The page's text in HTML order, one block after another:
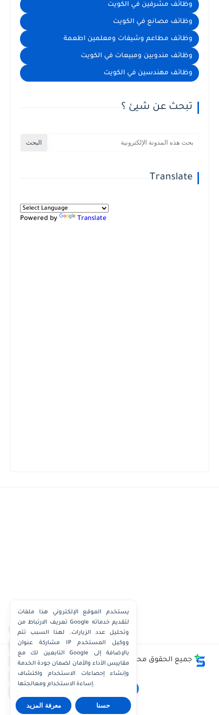
واتساب الكويت
واتساب قطر
واتساب عُمان
وظائف مشرفين في الكويت
وظائف مصانع في الكويت
وظائف مطاعم وشيفات ومعلمين اطعمة
وظائف مندوبين ومبيعات في الكويت
وظائف مهندسين في الكويت
تبحث عن شيئ ؟
Translate
Powered by Translate
جميع الحقوق محفوظة ©
وظائف الكويت توداي - Kuwait
Jobs Today
يستخدم الموقع الإلكتروني هذا ملفات
تعريف الارتباط من Google لتقديم خدماته
وتحليل عدد الزيارات. لهذا السبب تتم
مشاركة عنوان IP ووكيل المستخدم
التابعين لك مع Google بالإضافة إلى
مقاييس الأداء والأمان لضمان جودة الخدمة
وإنشاء إحصاءات الاستخدام واكتشاف
إساءة الاستخدام ومعالجتها.
معرفة المزيد حسنا